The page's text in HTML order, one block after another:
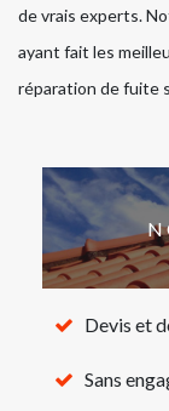
de vrais experts.
ayant fait les
réparation de fuite
Devis et
Sans